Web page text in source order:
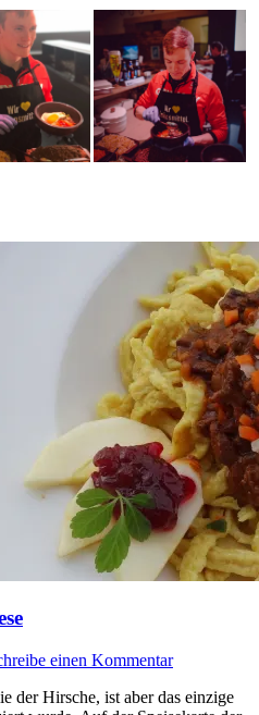
einen Kommentar
der Hirsche, ist aber das einzige